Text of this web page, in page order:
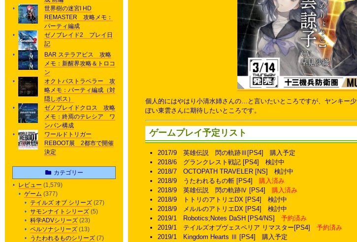
個人的にはやはり小清水姉さんの…と言いたいところですが、ヤンキー
ぽい東雲さんに期待したいところです。
ゲームプレイ予定リスト
2017/9 英雄伝説 閃の軌跡Ⅲ[PS4] 購入予定
2018/6 グランクレスト戦記 [PS4] 検討中
2018/7 OCTOPATH TRAVELER [NS] 検討中
2018/9 うたわれるもの斬 [PS4] 購入済み
2018/9 英雄伝説 閃の軌跡Ⅳ [PS4] 購入済み
2018/9 トトリのアトリエDX [PS4] 検討中
2018/9 メルルのアトリエDX [PS4] 検討中
2019/1 Robotics;Notes DaSH [PS4/NS] 予約済み
2019/1 テイルズオブヴェスペリア リマスター[PS4] 予約済み
2019/1 Kingdom Hearts Ⅲ [PS4] 購入予定
世界樹の迷宮I HD
REMASTER 攻略メモ：
パーティ編成
ゼノブレイド2 プレイ日
記
BAR ステラアビス 攻略
メモ：新醒界攻略＆トロコ
ン
オクトパストラベラー 攻
略メモ：パーティ編成（対
隠しボス）
ゼノブレイドクロス 攻略
メモ：終焉のテレシア ワ
ンパン構成
ワールドトリガー
REBOOT展 2都市で開催
決定
カテゴリー
レビュー (1,579)
ゲーム (377)
テイルズ オブ シリーズ (27)
サモンナイトシリーズ (5)
科学ADVシリーズ (23)
ペルソナシリーズ (13)
うたわれるものシリーズ (7)